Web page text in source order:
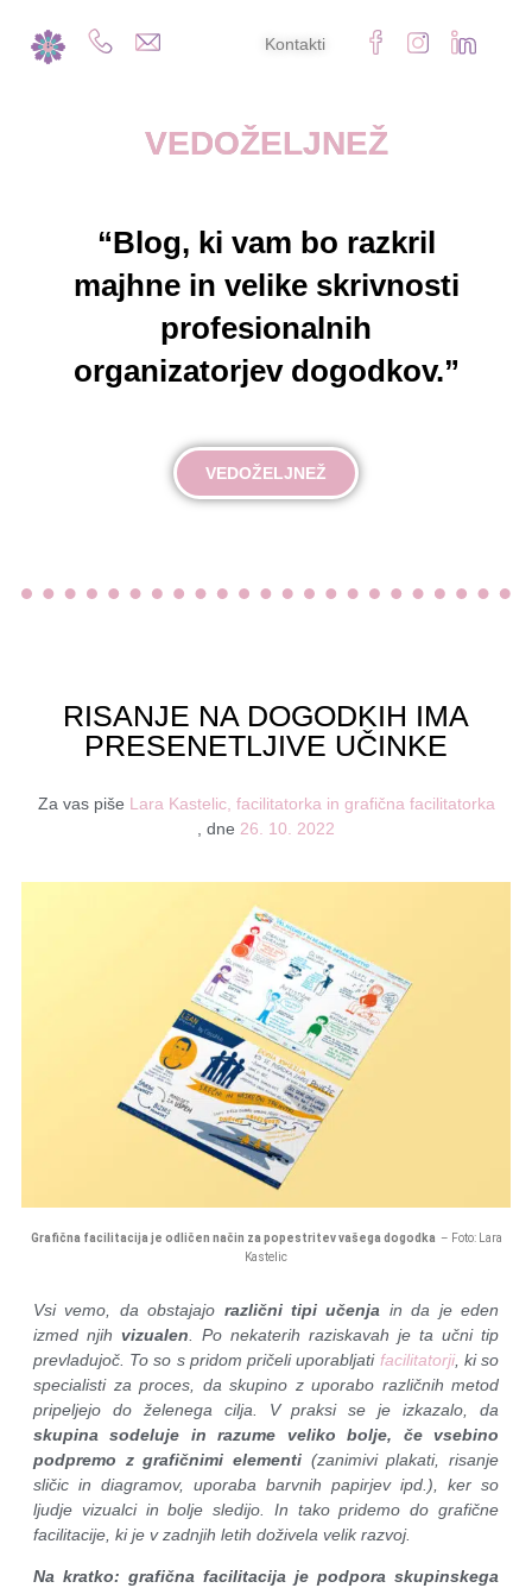
Kontakti
VEDOŽELJNEŽ
“Blog, ki vam bo razkril
majhne in velike skrivnosti
profesionalnih
organizatorjev dogodkov.”
VEDOŽELJNEŽ
RISANJE NA DOGODKIH IMA
PRESENETLJIVE UČINKE
Za vas piše Lara Kastelic, facilitatorka in grafična facilitatorka
, dne 26. 10. 2022
Grafična facilitacija je odličen način za popestritev vašega dogodka – Foto: Lara
Kastelic
Vsi vemo, da obstajajo različni tipi učenja in da je eden
izmed njih vizualen. Po nekaterih raziskavah je ta učni tip
prevladujoč. To so s pridom pričeli uporabljati facilitatorji, ki so
specialisti za proces, da skupino z uporabo različnih metod
pripeljejo do želenega cilja. V praksi se je izkazalo, da
skupina sodeluje in razume veliko bolje, če vsebino
podpremo z grafičnimi elementi (zanimivi plakati, risanje
sličic in diagramov, uporaba barvnih papirjev ipd.), ker so
ljudje vizualci in bolje sledijo. In tako pridemo do grafične
facilitacije, ki je v zadnjih letih doživela velik razvoj.
Na kratko: grafična facilitacija je podpora skupinskega